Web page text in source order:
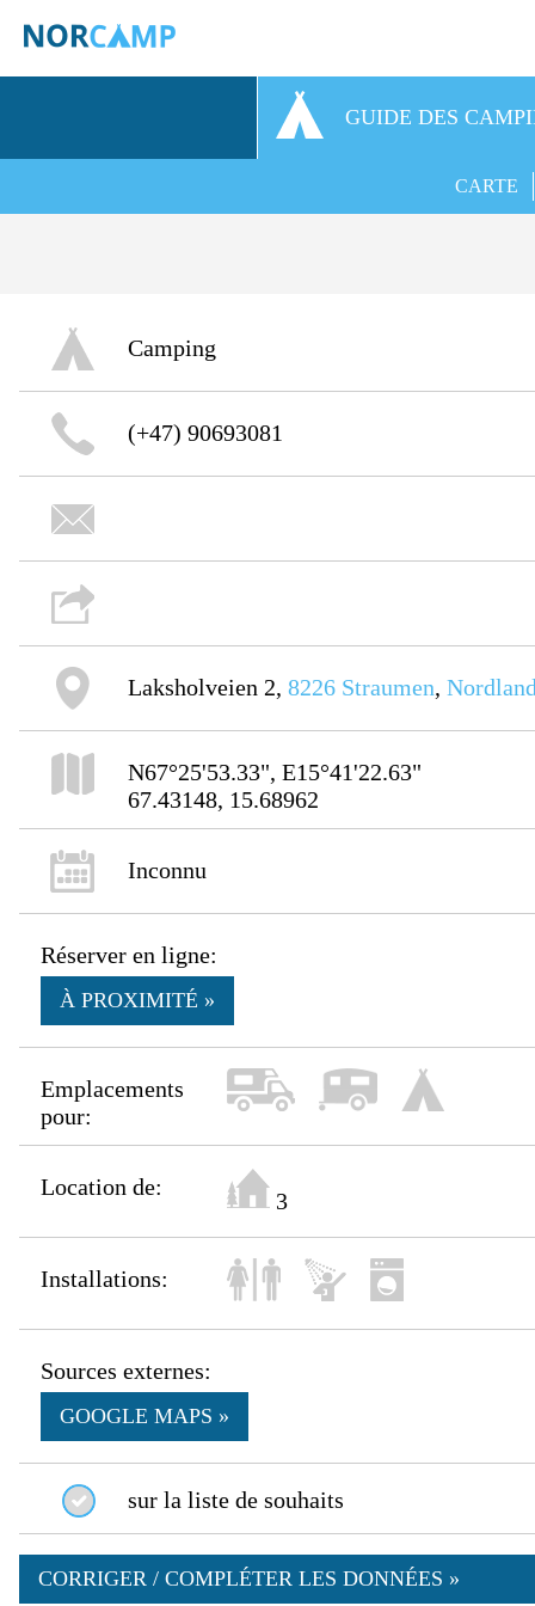
GUIDE DES
CARTE
Camping
(+47) 90693081
Laksholveien 2,8226 Straumen,
N67°25'53.33", E15°41'22.63"
67.43148, 15.68962
Inconnu
Réserver en ligne:
À PROXIMITÉ »
Emplacements
pour:
Location de:
3
Installations:
Sources externes:
GOOGLE MAPS »
sur la liste de souhaits
CORRIGER / COMPLÉTER LES DONNÉES »